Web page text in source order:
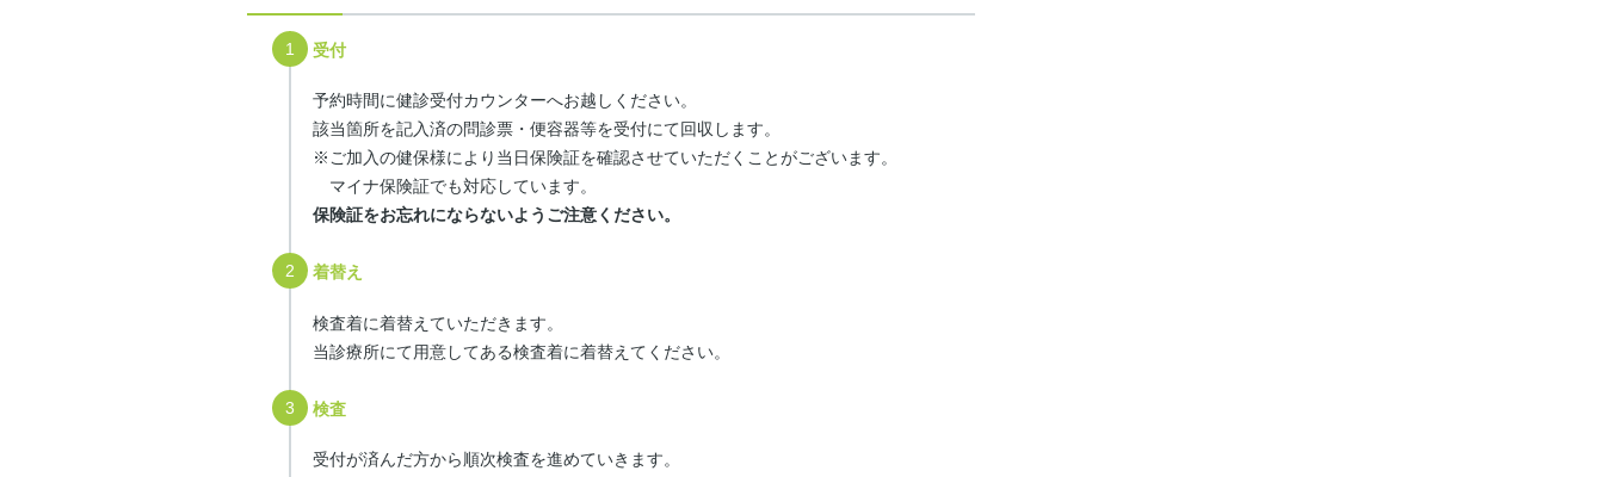
受付
予約時間に健診受付カウンターへお越しください。
該当箇所を記入済の問診票・便容器等を受付にて回収します。
※ご加入の健保様により当日保険証を確認させていただくことがございます。
マイナ保険証でも対応しています。
保険証をお忘れにならないようご注意ください。
着替え
検査着に着替えていただきます。
当診療所にて用意してある検査着に着替えてください。
検査
受付が済んだ方から順次検査を進めていきます。